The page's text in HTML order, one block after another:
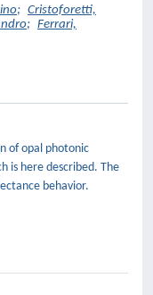
; Cristoforetti,
; Ferrari,
of opal photonic
is here described. The
behavior.